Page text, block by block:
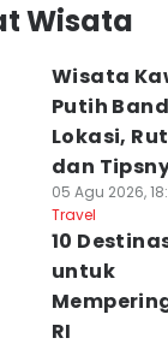
Wisata
Wisata
Putih
Lokasi,
dan
05 Agu 2026,
Travel
10
untuk
RI